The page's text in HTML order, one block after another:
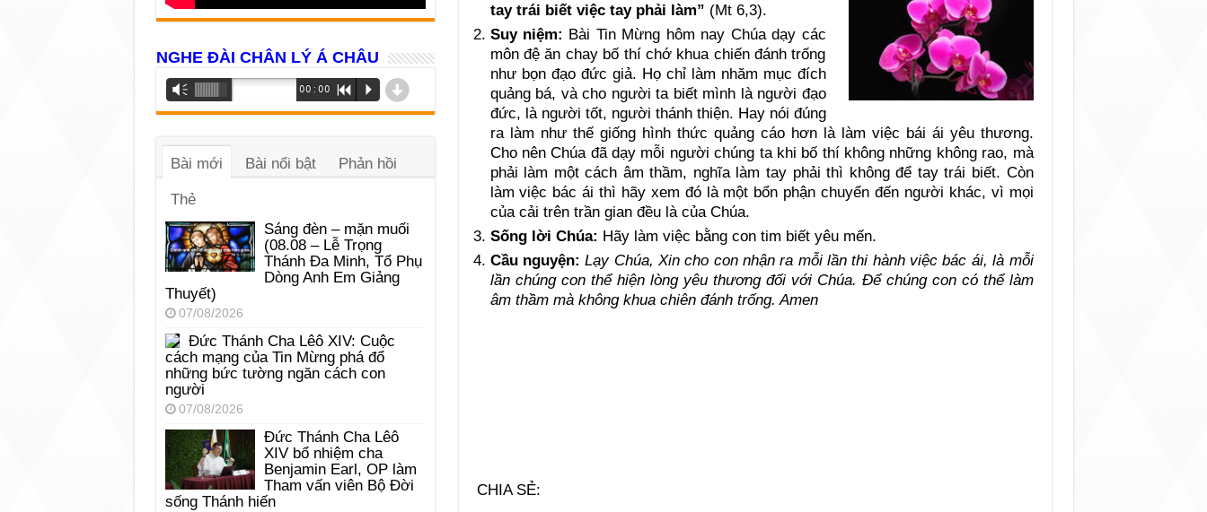
tay trái biết việc tay phải làm” (Mt 6,3).
Suy niệm: Bài Tin Mừng hôm nay Chúa dạy các
môn đệ ăn chay bố thí chớ khua chiến đánh trống
như bọn đạo đức giả. Họ chỉ làm nhăm mục đích
quảng bá, và cho người ta biết mình là người đạo
đức, là người tốt, người thánh thiện. Hay nói đúng
ra làm như thế giống hình thức quảng cáo hơn là làm việc bái ái yêu thương.
Cho nên Chúa đã dạy mỗi người chúng ta khi bố thí không những không rao, mà
phải làm một cách âm thầm, nghĩa làm tay phải thì không để tay trái biết. Còn
làm việc bác ái thì hãy xem đó là một bổn phận chuyển đến người khác, vì mọi
của cải trên trần gian đều là của Chúa.
Sống lời Chúa: Hãy làm việc bằng con tim biết yêu mến.
Cầu nguyện: Lạy Chúa, Xin cho con nhận ra mỗi lần thi hành việc bác ái, là mỗi
lần chúng con thể hiện lòng yêu thương đối với Chúa. Để chúng con có thể làm
âm thầm mà không khua chiên đánh trống. Amen
CHIA SẺ:
NGHE ĐÀI CHÂN LÝ Á CHÂU
Trình
phát
âm
Vm 00:00 R P d
Bài mới Bài nổi bật Phản hồi
Thẻ
Sáng đèn – mặn muối
(08.08 – Lễ Trọng
Thánh Đa Minh, Tổ Phụ
Dòng Anh Em Giảng
Thuyết)
07/08/2026
Đức Thánh Cha Lêô XIV: Cuộc
cách mạng của Tin Mừng phá đổ
những bức tường ngăn cách con
người
07/08/2026
Đức Thánh Cha Lêô
XIV bổ nhiệm cha
Benjamin Earl, OP làm
Tham vấn viên Bộ Đời
sống Thánh hiến